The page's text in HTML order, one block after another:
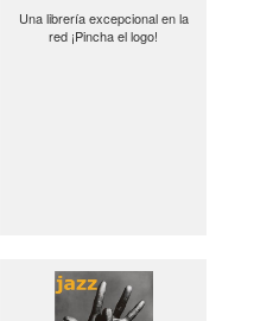
Una librería excepcional en la
red ¡Pincha el logo!